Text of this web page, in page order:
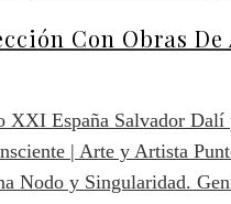
Con Obras